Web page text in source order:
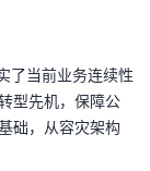
了当前业务连续性
型先机，保障公
础，从容灾架构